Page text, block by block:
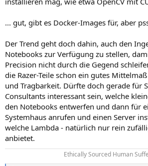
... gut, gibt es Docker-Images für, aber
Der Trend geht doch dahin, auch den
Notebooks zur Verfügung zu stellen,
Precision nicht durch die Gegend
die Razer-Teile schon ein gutes
und Tragbarkeit. Dürfte doch gerade für
Consultants interessant sein, welche
den Notebooks entwerfen und dann für
Systemhaus anrufen und einen Server
welche Lambda - natürlich nur rein
anbietet.
Ethically Sourced Human